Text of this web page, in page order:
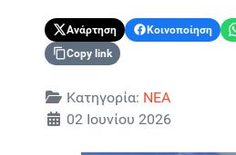
Ανάρτηση Κοινοποίηση
Copy link
Λεπτομέρειες
Κατηγορία: ΝΕΑ
02 Ιουνίου 2026